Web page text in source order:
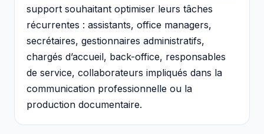
support souhaitant optimiser leurs tâches
récurrentes : assistants, office managers,
secrétaires, gestionnaires administratifs,
chargés d’accueil, back-office, responsables
de service, collaborateurs impliqués dans la
communication professionnelle ou la
production documentaire.